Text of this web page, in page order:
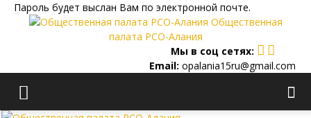
Пароль будет выслан Вам по электронной почте.
Общественная
палата РСО-Алания
Мы в соц сетях:
Email: opalania15ru@gmail.com